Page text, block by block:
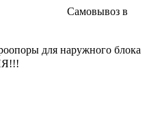
Самовывоз в
для наружного блока